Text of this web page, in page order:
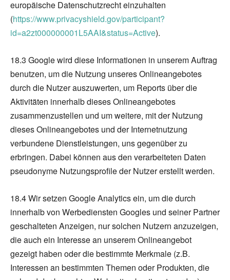
europäische Datenschutzrecht einzuhalten
(https://www.privacyshield.gov/participant?
id=a2zt000000001L5AAI&status=Active).
18.3 Google wird diese Informationen in unserem Auftrag
benutzen, um die Nutzung unseres Onlineangebotes
durch die Nutzer auszuwerten, um Reports über die
Aktivitäten innerhalb dieses Onlineangebotes
zusammenzustellen und um weitere, mit der Nutzung
dieses Onlineangebotes und der Internetnutzung
verbundene Dienstleistungen, uns gegenüber zu
erbringen. Dabei können aus den verarbeiteten Daten
pseudonyme Nutzungsprofile der Nutzer erstellt werden.
18.4 Wir setzen Google Analytics ein, um die durch
innerhalb von Werbediensten Googles und seiner Partner
geschalteten Anzeigen, nur solchen Nutzern anzuzeigen,
die auch ein Interesse an unserem Onlineangebot
gezeigt haben oder die bestimmte Merkmale (z.B.
Interessen an bestimmten Themen oder Produkten, die